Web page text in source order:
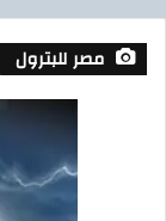
مصر للبترول